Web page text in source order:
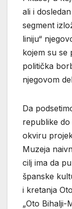
ali i
segment
liniju“
kojem su se
politička
njegovom
Da
republike do
okviru
Muzeja
cilj ima da
španske
i kretanja
„Oto Bihalji-